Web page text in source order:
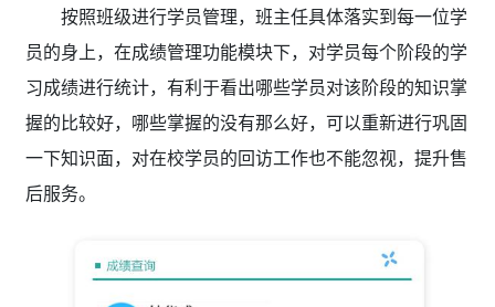
按照班级进行学员管理，班主任具体落实到每一位学
员的身上，在成绩管理功能模块下，对学员每个阶段的学
习成绩进行统计，有利于看出哪些学员对该阶段的知识掌
握的比较好，哪些掌握的没有那么好，可以重新进行巩固
一下知识面，对在校学员的回访工作也不能忽视，提升售
后服务。